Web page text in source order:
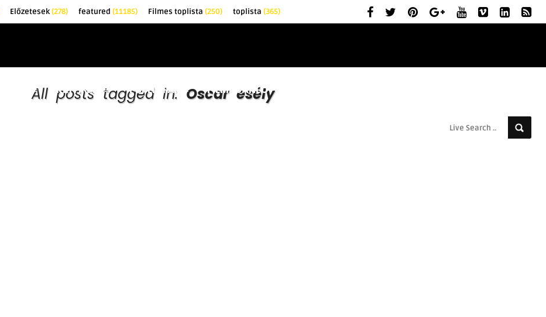
Előzetesek(278) featured (11185) Filmes toplista (250) toplista (365)
KRITIKÁK TOPLISTÁK FILMAJÁNLÓ
All posts tagged in: Oscar esély